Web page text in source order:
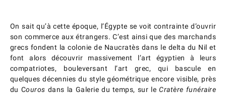
On sait qu’à cette époque, l’Égypte se voit contrainte d’ouvrir
son commerce aux étrangers. C’est ainsi que des marchands
grecs fondent la colonie de Naucratès dans le delta du Nil et
font alors découvrir massivement l’art égyptien à leurs
compatriotes, bouleversant l’art grec, qui bascule en
quelques décennies du style géométrique encore visible, près
du Couros dans la Galerie du temps, sur leCratère funéraire